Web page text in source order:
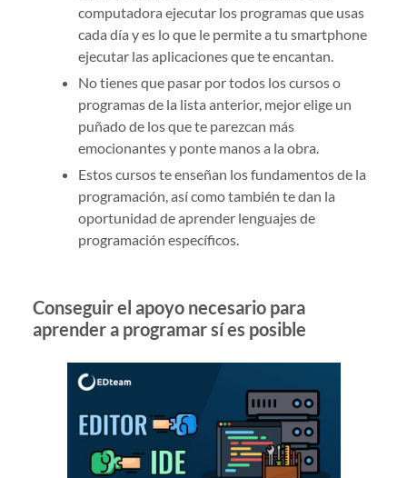
computadora ejecutar los programas que usas
cada día y es lo que le permite a tu smartphone
ejecutar las aplicaciones que te encantan.
No tienes que pasar por todos los cursos o
programas de la lista anterior, mejor elige un
puñado de los que te parezcan más
emocionantes y ponte manos a la obra.
Estos cursos te enseñan los fundamentos de la
programación, así como también te dan la
oportunidad de aprender lenguajes de
programación específicos.
Conseguir el apoyo necesario para
aprender a programar sí es posible